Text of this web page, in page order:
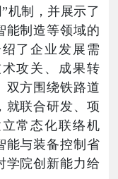
机制，并展示了
能制造等领域的
了企业发展需
攻关、成果转
双方围绕铁路道
就联合研发、项
常态化联络机
能与装备控制省
学院创新能力给